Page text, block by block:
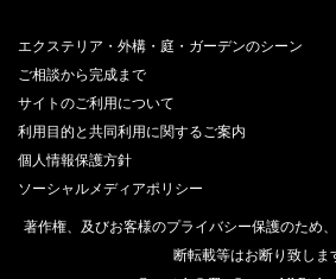
2021-2022 年末年始休業日のご案内
2021.12.11
2021.12.2
「外構とお庭のリフォーム相談会」12/11（土）
2021.11.1
「外構とお庭のリフォーム相談会」11/13（土
エクステリア・外構・庭・ガーデンのシーン
ご相談から完成まで
サイトのご利用について
利用目的と共同利用に関するご案内
個人情報保護方針
ソーシャルメディアポリシー
著作権、及びお客様のプライバシー保護のため
断転載等はお断り致しま